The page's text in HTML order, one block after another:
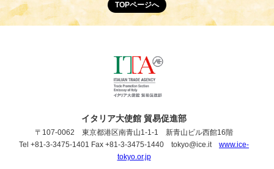
TOPページへ
イタリア大使館 貿易促進部
〒107-0062 東京都港区南青山1-1-1 新青山ビル西館16階
Tel +81-3-3475-1401 Fax +81-3-3475-1440 tokyo@ice.it www.ice-
tokyo.or.jp